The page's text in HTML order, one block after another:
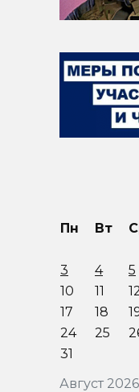
Август 2026
Пн Вт
3
4 5
10
11 12
17
18
24
25
31